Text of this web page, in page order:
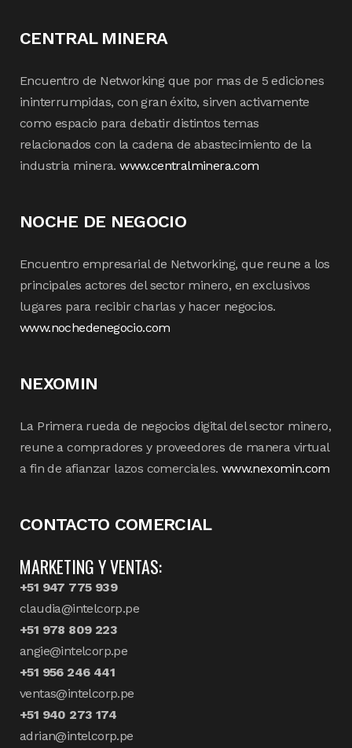
CENTRAL MINERA
Encuentro de Networking que por mas de 5 ediciones
ininterrumpidas, con gran éxito, sirven activamente
como espacio para debatir distintos temas
relacionados con la cadena de abastecimiento de la
industria minera.www.centralminera.com
NOCHE DE NEGOCIO
Encuentro empresarial de Networking, que reune a los
principales actores del sector minero, en exclusivos
lugares para recibir charlas y hacer negocios.
www.nochedenegocio.com
NEXOMIN
La Primera rueda de negocios digital del sector minero,
reune a compradores y proveedores de manera virtual
a fin de afianzar lazos comerciales. www.nexomin.com
CONTACTO COMERCIAL
MARKETING Y VENTAS:
+51 947 775 939
claudia@intelcorp.pe
+51 978 809 223
angie@intelcorp.pe
+51 956 246 441
ventas@intelcorp.pe
+51 940 273 174
adrian@intelcorp.pe